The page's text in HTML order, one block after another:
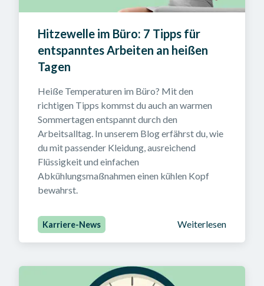
Hitzewelle im Büro: 7 Tipps für
entspanntes Arbeiten an heißen
Tagen
Heiße Temperaturen im Büro? Mit den
richtigen Tipps kommst du auch an warmen
Sommertagen entspannt durch den
Arbeitsalltag. In unserem Blog erfährst du, wie
du mit passender Kleidung, ausreichend
Flüssigkeit und einfachen
Abkühlungsmaßnahmen einen kühlen Kopf
bewahrst.
Karriere-News Weiterlesen